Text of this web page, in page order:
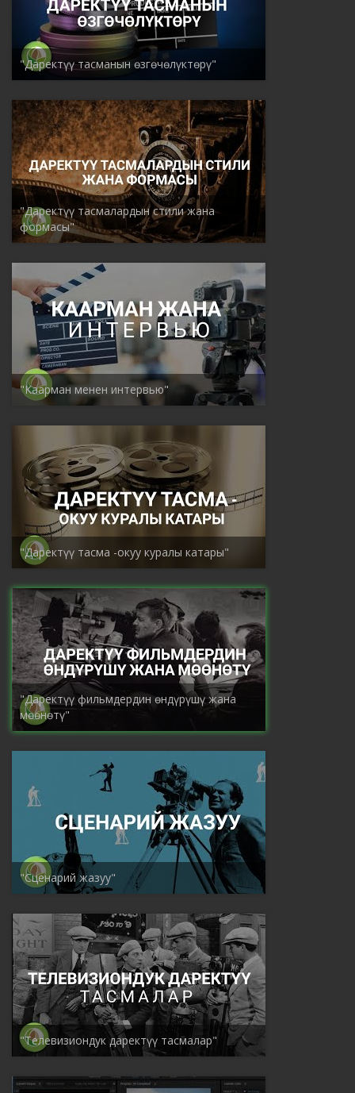
"Даректүү тасманын өзгөчөлүктөрү"
"Даректүү тасмалардын стили жана
формасы"
"Каарман менен интервью"
"Даректүү тасма -окуу куралы катары"
"Даректүү фильмдердин өндүрүшү жана
мөөнөтү"
"Сценарий жазуу"
"Телевизиондук даректүү тасмалар"